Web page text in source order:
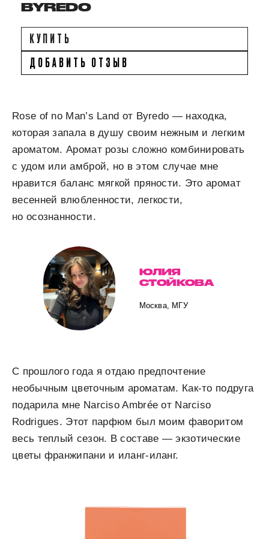
BYREDO
КУПИТЬ
ДОБАВИТЬ ОТЗЫВ
Rose of no Man’s Land от Byredo — находка,
которая запала в душу своим нежным и легким
ароматом. Аромат розы сложно комбинировать
с удом или амброй, но в этом случае мне
нравится баланс мягкой пряности. Это аромат
весенней влюбленности, легкости,
но осознанности.
ЮЛИЯ
СТОЙКОВА
Москва, МГУ
С прошлого года я отдаю предпочтение
необычным цветочным ароматам. Как-то подруга
подарила мне Narciso Ambrée от Narciso
Rodrigues. Этот парфюм был моим фаворитом
весь теплый сезон. В составе — экзотические
цветы франжипани и иланг-иланг.